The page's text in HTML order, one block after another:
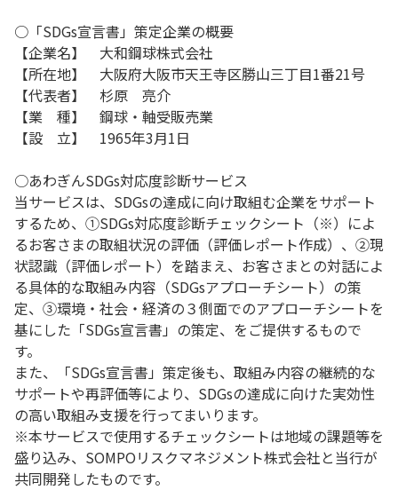
○「SDGs宣言書」策定企業の概要
【企業名】 大和鋼球株式会社
【所在地】 大阪府大阪市天王寺区勝山三丁目1番21号
【代表者】 杉原 亮介
【業 種】 鋼球・軸受販売業
【設 立】 1965年3月1日
○あわぎんSDGs対応度診断サービス
当サービスは、SDGsの達成に向け取組む企業をサポート
するため、①SDGs対応度診断チェックシート（※）によ
るお客さまの取組状況の評価（評価レポート作成）、②現
状認識（評価レポート）を踏まえ、お客さまとの対話によ
る具体的な取組み内容（SDGsアプローチシート）の策
定、③環境・社会・経済の３側面でのアプローチシートを
基にした「SDGs宣言書」の策定、をご提供するもので
す。
また、「SDGs宣言書」策定後も、取組み内容の継続的な
サポートや再評価等により、SDGsの達成に向けた実効性
の高い取組み支援を行ってまいります。
※本サービスで使用するチェックシートは地域の課題等を
盛り込み、SOMPOリスクマネジメント株式会社と当行が
共同開発したものです。